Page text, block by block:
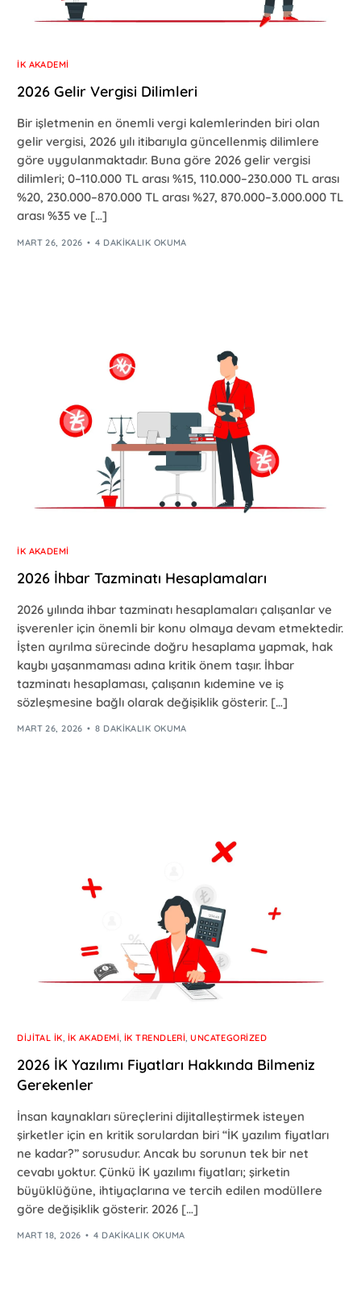
İK AKADEMI
2026 Gelir Vergisi Dilimleri
Bir işletmenin en önemli vergi kalemlerinden biri olan
gelir vergisi, 2026 yılı itibarıyla güncellenmiş dilimlere
göre uygulanmaktadır. Buna göre 2026 gelir vergisi
dilimleri; 0–110.000 TL arası %15, 110.000–230.000 TL arası
%20, 230.000–870.000 TL arası %27, 870.000–3.000.000 TL
arası %35 ve […]
MART 26, 2026 4 DAKIKALIK OKUMA
İK AKADEMI
2026 İhbar Tazminatı Hesaplamaları
2026 yılında ihbar tazminatı hesaplamaları çalışanlar ve
işverenler için önemli bir konu olmaya devam etmektedir.
İşten ayrılma sürecinde doğru hesaplama yapmak, hak
kaybı yaşanmaması adına kritik önem taşır. İhbar
tazminatı hesaplaması, çalışanın kıdemine ve iş
sözleşmesine bağlı olarak değişiklik gösterir. […]
MART 26, 2026 8 DAKIKALIK OKUMA
DIJITAL İK İK AKADEMI ,İK TRENDLERI ,UNCATEGORIZED
2026 İK Yazılımı Fiyatları Hakkında Bilmeniz
Gerekenler
İnsan kaynakları süreçlerini dijitalleştirmek isteyen
şirketler için en kritik sorulardan biri “İK yazılım fiyatları
ne kadar?” sorusudur. Ancak bu sorunun tek bir net
cevabı yoktur. Çünkü İK yazılımı fiyatları; şirketin
büyüklüğüne, ihtiyaçlarına ve tercih edilen modüllere
göre değişiklik gösterir. 2026 […]
MART 18, 2026 4 DAKIKALIK OKUMA